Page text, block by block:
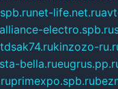
net-life.net.ru
alliance-electro.spb.ru
tdsak74.rukinzozo-
bella.ru
primexpo.spb.ru